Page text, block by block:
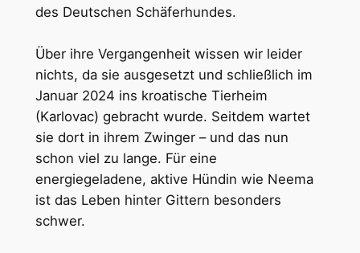
des Deutschen Schäferhundes.
Über ihre Vergangenheit wissen wir leider
nichts, da sie ausgesetzt und schließlich im
Januar 2024 ins kroatische Tierheim
(Karlovac) gebracht wurde. Seitdem wartet
sie dort in ihrem Zwinger – und das nun
schon viel zu lange. Für eine
energiegeladene, aktive Hündin wie Neema
ist das Leben hinter Gittern besonders
schwer.